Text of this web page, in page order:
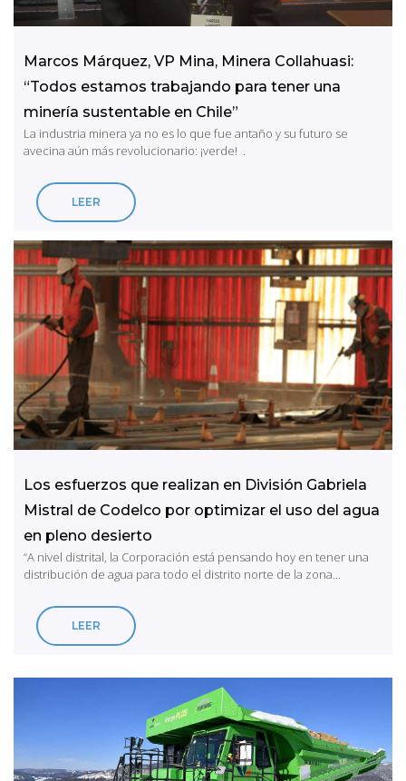
Marcos Márquez, VP Mina, Minera Collahuasi:
“Todos estamos trabajando para tener una
minería sustentable en Chile”
La industria minera ya no es lo que fue antaño y su futuro se
avecina aún más revolucionario: ¡verde! .
LEER
Los esfuerzos que realizan en División Gabriela
Mistral de Codelco por optimizar el uso del agua
en pleno desierto
“A nivel distrital, la Corporación está pensando hoy en tener una
distribución de agua para todo el distrito norte de la zona...
LEER